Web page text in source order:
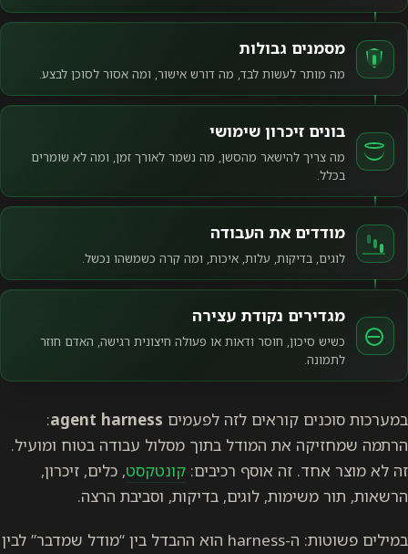
מסמנים גבולות
מה מותר לעשות לבד, מה דורש אישור, ומה אסור לסוכן לבצע.
בונים זיכרון שימושי
מה צריך להישאר מהסשן, מה נשמר לאורך זמן, ומה לא שומרים
בכלל.
מודדים את העבודה
לוגים, בדיקות, עלות, איכות, ומה קרה כשמשהו נכשל.
מגדירים נקודת עצירה
כשיש סיכון, חוסר ודאות או פעולה חיצונית רגישה, האדם חוזר
לתמונה.
במערכות סוכנים קוראים לזה לפעמים agent harness
:
הרתמה שמחזיקה את המודל בתוך מסלול עבודה בטוח ומועיל.
זה לא מוצר אחד. זה אוסף רכיבים: קונטקסט, כלים, זיכרון,
הרשאות, תור משימות, לוגים, בדיקות, וסביבת הרצה.
במילים פשוטות: ה-harness הוא ההבדל בין “מודל שמדבר” לבין